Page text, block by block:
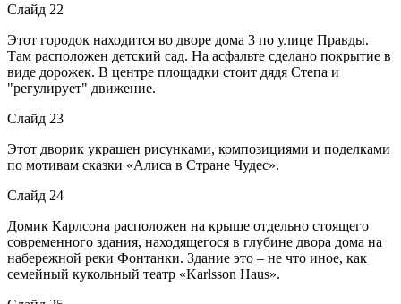
Слайд 22
Этот городок находится во дворе дома 3 по улице Правды.
Там расположен детский сад. На асфальте сделано покрытие в
виде дорожек. В центре площадки стоит дядя Степа и
"регулирует" движение.
Слайд 23
Этот дворик украшен рисунками, композициями и поделками
по мотивам сказки «Алиса в Стране Чудес».
Слайд 24
Домик Карлсона расположен на крыше отдельно стоящего
современного здания, находящегося в глубине двора дома на
набережной реки Фонтанки. Здание это – не что иное, как
семейный кукольный театр «Karlsson Haus».